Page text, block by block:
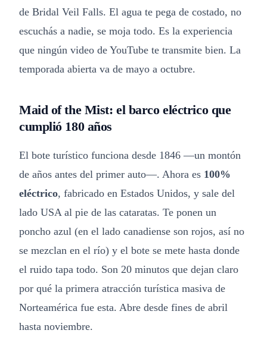
de Bridal Veil Falls. El agua te pega de costado, no
escuchás a nadie, se moja todo. Es la experiencia
que ningún video de YouTube te transmite bien. La
temporada abierta va de mayo a octubre.
Maid of the Mist: el barco eléctrico que
cumplió 180 años
El bote turístico funciona desde 1846 —un montón
de años antes del primer auto—. Ahora es 100%
eléctrico, fabricado en Estados Unidos, y sale del
lado USA al pie de las cataratas. Te ponen un
poncho azul (en el lado canadiense son rojos, así no
se mezclan en el río) y el bote se mete hasta donde
el ruido tapa todo. Son 20 minutos que dejan claro
por qué la primera atracción turística masiva de
Norteamérica fue esta. Abre desde fines de abril
hasta noviembre.